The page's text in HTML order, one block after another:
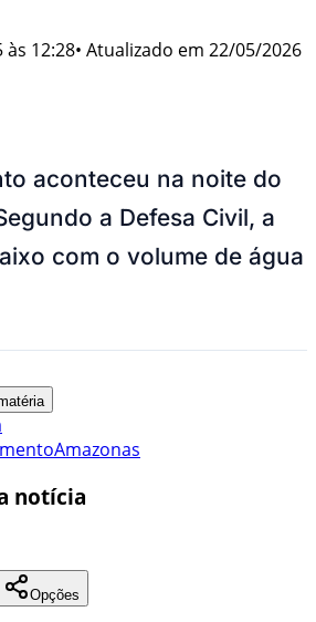
às 12:28• Atualizado em 22/05/2026
aconteceu na noite do
a Defesa Civil, a
com o volume de água
Amazonas
notícia
Opções